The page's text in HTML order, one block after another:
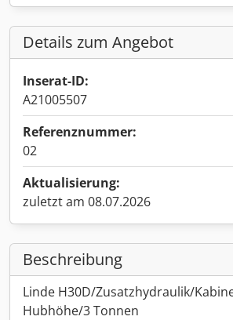
Details zum Angebot
Inserat-ID:
A21005507
Referenznummer:
02
Aktualisierung:
zuletzt am 08.07.2026
Beschreibung
Linde H30D/Zusatzhydraulik/
Hubhöhe/3 Tonnen